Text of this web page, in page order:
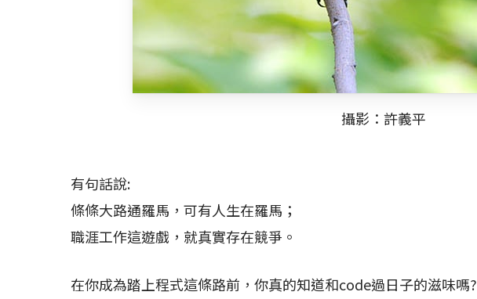
攝影：許義平
有句話說:
條條大路通羅馬，可有人生在羅馬；
職涯工作這遊戲，就真實存在競爭。
在你成為踏上程式這條路前，你真的知道和code過日子的滋味嗎?